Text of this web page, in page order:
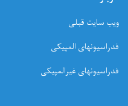
ویب سایت قبلی
فدراسیونهای المپیکی
فدراسیونهای غیرالمپیکی